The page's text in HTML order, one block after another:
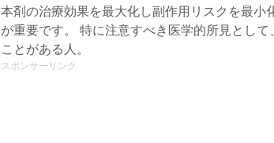
本剤の治療効果を最大化し副作用リスクを最小
が重要です。 特に注意すべき医学的所見とし
ことがある人。
スポンサーリンク